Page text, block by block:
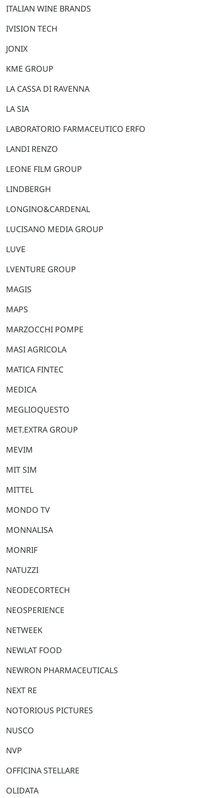
ITALIAN WINE BRANDS
IVISION TECH
JONIX
KME GROUP
LA CASSA DI RAVENNA
LA SIA
LABORATORIO FARMACEUTICO ERFO
LANDI RENZO
LEONE FILM GROUP
LINDBERGH
LONGINO&CARDENAL
LUCISANO MEDIA GROUP
LUVE
LVENTURE GROUP
MAGIS
MAPS
MARZOCCHI POMPE
MASI AGRICOLA
MATICA FINTEC
MEDICA
MEGLIOQUESTO
MET.EXTRA GROUP
MEVIM
MIT SIM
MITTEL
MONDO TV
MONNALISA
MONRIF
NATUZZI
NEODECORTECH
NEOSPERIENCE
NETWEEK
NEWLAT FOOD
NEWRON PHARMACEUTICALS
NEXT RE
NOTORIOUS PICTURES
NUSCO
NVP
OFFICINA STELLARE
OLIDATA